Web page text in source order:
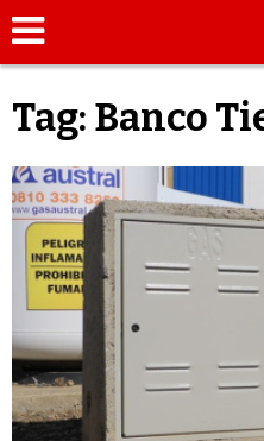
Tag: Banco